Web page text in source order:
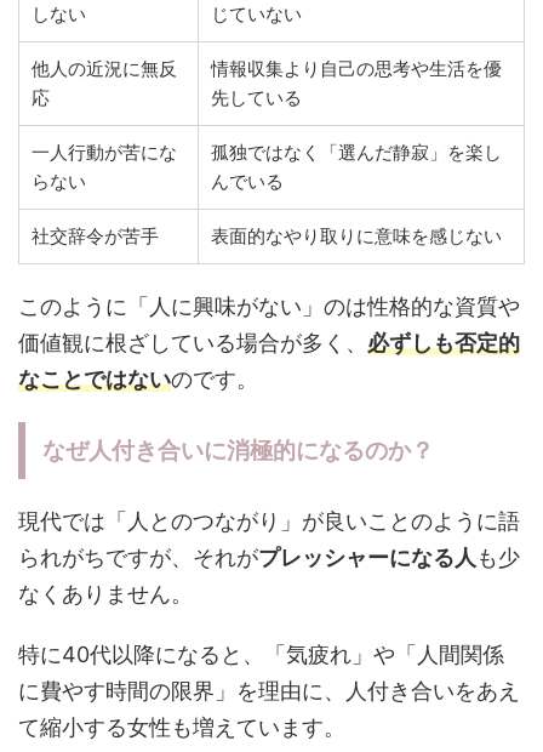
しない
じていない
他人の近況に無反
応
情報収集より自己の思考や生活を優
先している
一人行動が苦にな
らない
孤独ではなく「選んだ静寂」を楽し
んでいる
社交辞令が苦手 表面的なやり取りに意味を感じない
このように「人に興味がない」のは性格的な資質や
価値観に根ざしている場合が多く、 必ずしも否定的
なことではないのです。
なぜ人付き合いに消極的になるのか？
現代では「人とのつながり」が良いことのように語
られがちですが、それがプレッシャーになる人 も少
なくありません。
特に40代以降になると、「気疲れ」や「人間関係
に費やす時間の限界」を理由に、人付き合いをあえ
て縮小する女性も増えています。